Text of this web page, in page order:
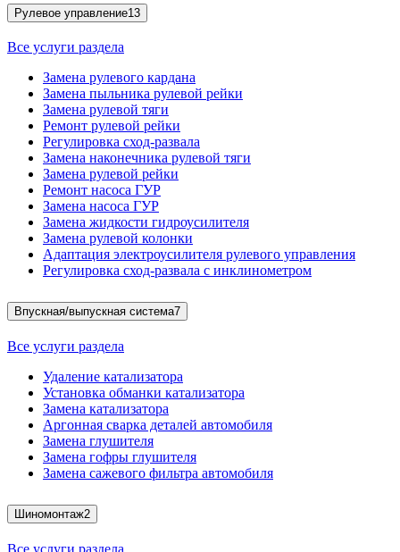
Рулевое управление13
Все услуги раздела
Замена рулевого кардана
Замена пыльника рулевой рейки
Замена рулевой тяги
Ремонт рулевой рейки
Регулировка сход-развала
Замена наконечника рулевой тяги
Замена рулевой рейки
Ремонт насоса ГУР
Замена насоса ГУР
Замена жидкости гидроусилителя
Замена рулевой колонки
Адаптация электроусилителя рулевого управления
Регулировка сход-развала с инклинометром
Впускная/выпускная система7
Все услуги раздела
Удаление катализатора
Установка обманки катализатора
Замена катализатора
Аргонная сварка деталей автомобиля
Замена глушителя
Замена гофры глушителя
Замена сажевого фильтра автомобиля
Шиномонтаж2
Все услуги раздела